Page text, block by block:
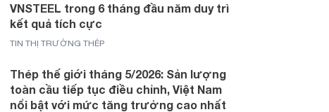
VNSTEEL trong 6 tháng đầu năm duy trì
kết quả tích cực
TIN THỊ TRƯỜNG THÉP
Thép thế giới tháng 5/2026: Sản lượng
toàn cầu tiếp tục điều chỉnh, Việt Nam
nổi bật với mức tăng trưởng cao nhất